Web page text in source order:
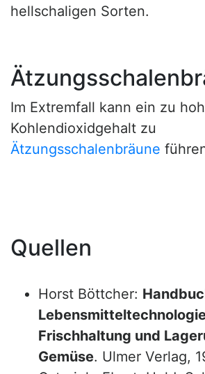
hellschaligen Sorten.
Im Extremfall kann ein zu
Kohlendioxidgehalt zu
Ätzungsschalenbräune
Quellen
Horst Böttcher:
Frischhaltung und
Gemüse. Ulmer Verlag,